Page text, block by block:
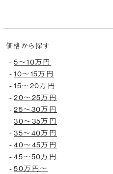
価格から探す
-5〜10万円
-10〜15万円
-15〜20万円
-20〜25万円
-25〜30万円
-30〜35万円
-35〜40万円
-40〜45万円
-45〜50万円
-50万円〜